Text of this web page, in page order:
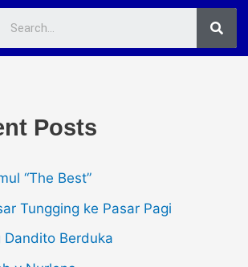
Posts
“The Best”
Tungging ke Pasar Pagi
Dandito Berduka